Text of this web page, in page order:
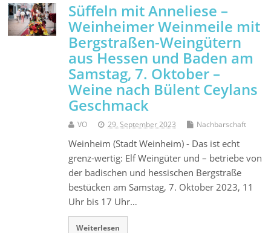
Süffeln mit Anneliese –
Weinheimer Weinmeile mit
Bergstraßen-Weingütern
aus Hessen und Baden am
Samstag, 7. Oktober –
Weine nach Bülent Ceylans
Geschmack
VO 29. September 2023 Nachbarschaft
Weinheim (Stadt Weinheim) - Das ist echt
grenz-wertig: Elf Weingüter und – betriebe von
der badischen und hessischen Bergstraße
bestücken am Samstag, 7. Oktober 2023, 11
Uhr bis 17 Uhr…
Weiterlesen